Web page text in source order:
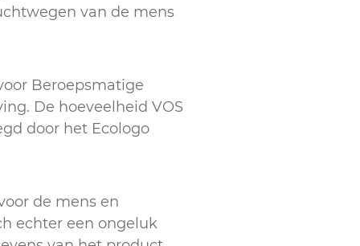
van de mens
Beroepsmatige
De hoeveelheid VOS
door het Ecologo
de mens en
echter een ongeluk